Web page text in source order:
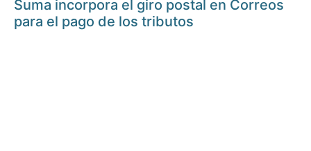
Suma incorpora el giro postal en Correos
para el pago de los tributos